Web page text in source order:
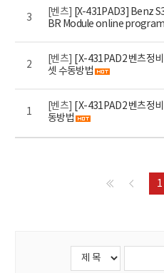
3 [벤츠]
[X-431PAD3] Benz
BR Module online
2 [벤츠]
[ X-431PAD2 벤츠정
셋 수동방법
1 [벤츠]
[ X-431PAD2 벤츠정
동방법
1